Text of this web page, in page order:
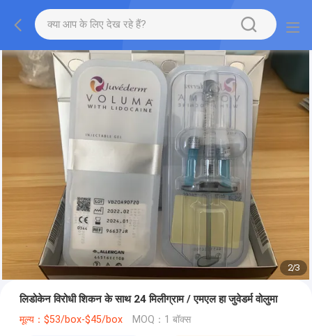
2/3
लिडोकेन विरोधी शिकन के साथ 24 मिलीग्राम / एमएल हा जुवेडर्म वोलुमा
मूल्य：$53/box-$45/box MOQ：1 बॉक्स